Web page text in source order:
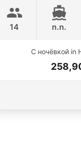
APREAMARE /
14 n.n.
С ночёвкой in